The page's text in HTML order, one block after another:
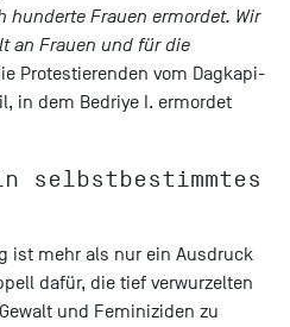
hunderte Frauen ermordet. Wir
an Frauen und für die
Protestierenden vom Dagkapi-
in dem Bedriye I. ermordet
selbstbestimmtes
ist mehr als nur ein Ausdruck
dafür, die tief verwurzelten
und Feminiziden zu